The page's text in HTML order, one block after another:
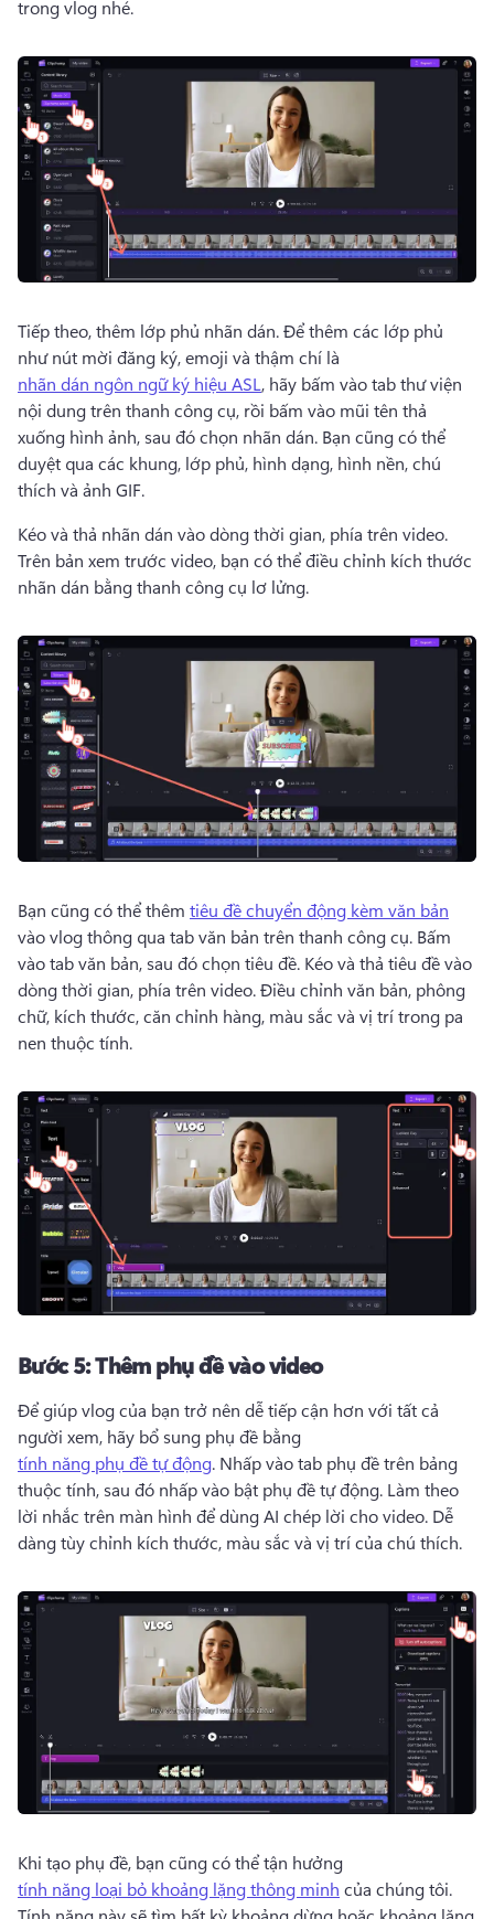
trong vlog nhé.
Tiếp theo, thêm lớp phủ nhãn dán. Để thêm các lớp phủ
như nút mời đăng ký, emoji và thậm chí là
nhãn dán ngôn ngữ ký hiệu ASL, hãy bấm vào tab thư viện
nội dung trên thanh công cụ, rồi bấm vào mũi tên thả
xuống hình ảnh, sau đó chọn nhãn dán. Bạn cũng có thể
duyệt qua các khung, lớp phủ, hình dạng, hình nền, chú
thích và ảnh GIF.
Trên bản xem trước video, bạn có thể điều chỉnh kích thước
nhãn dán bằng thanh công cụ lơ lửng.
Bạn cũng có thể thêm tiêu đề chuyển động kèm văn bản
vào vlog thông qua tab văn bản trên thanh công cụ. Bấm
vào tab văn bản, sau đó chọn tiêu đề. Kéo và thả tiêu đề vào
dòng thời gian, phía trên video. Điều chỉnh văn bản, phông
chữ, kích thước, căn chỉnh hàng, màu sắc và vị trí trong pa
nen thuộc tính.
Bước 5:Thêm phụ đề vào video
Để giúp vlog của bạn trở nên dễ tiếp cận hơn với tất cả
người xem, hãy bổ sung phụ đề bằng
tính năng phụ đề tự động. Nhấp vào tab phụ đề trên bảng
thuộc tính, sau đó nhấp vào bật phụ đề tự động. Làm theo
lời nhắc trên màn hình để dùng AI chép lời cho video. Dễ
dàng tùy chỉnh kích thước, màu sắc và vị trí của chú thích.
Khi tạo phụ đề, bạn cũng có thể tận hưởng
tính năng loại bỏ khoảng lặng thông minh